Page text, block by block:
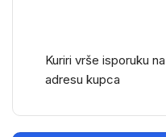
Kuriri vrše isporuku na
adresu kupca